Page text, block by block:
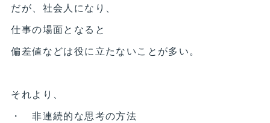
だが、社会人になり、
仕事の場面となると
偏差値などは役に立たないことが多い。
それより、
・ 非連続的な思考の方法